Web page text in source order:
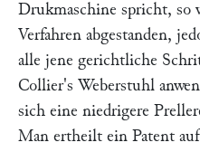
Drukmaschine spricht, so
Verfahren abgestanden,
alle jene gerichtliche
Collier's Weberstuhl
sich eine niedrigere
Man ertheilt ein Patent